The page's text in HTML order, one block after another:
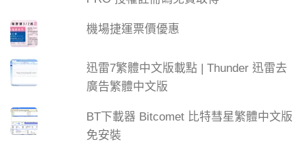
機場捷運票價優惠
迅雷7繁體中文版載點 | Thunder 迅雷去
廣告繁體中文版
BT下載器 Bitcomet 比特彗星繁體中文版
免安裝